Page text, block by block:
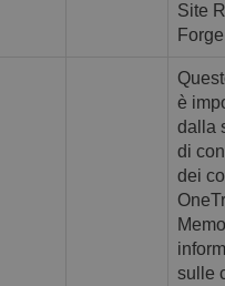
Site
è
dalla
di
dei
sulle